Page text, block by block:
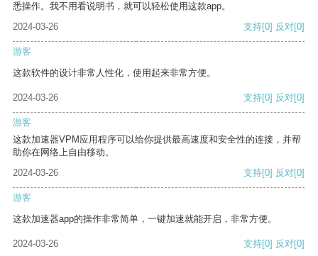
悉操作。我不用看说明书，就可以轻松使用这款app。
2024-03-26
支持[0] 反对[0]
游客
这款软件的设计非常人性化，使用起来非常方便。
2024-03-26 支持[0] 反对[0]
游客
这款加速器VPM应用程序可以给你提供最高速度和安全性的连接，并帮
助你在网络上自由移动。
2024-03-26
支持[0] 反对[0]
游客
这款加速器app的操作非常简单，一键加速就能开启，非常方便。
2024-03-26 支持[0] 反对[0]